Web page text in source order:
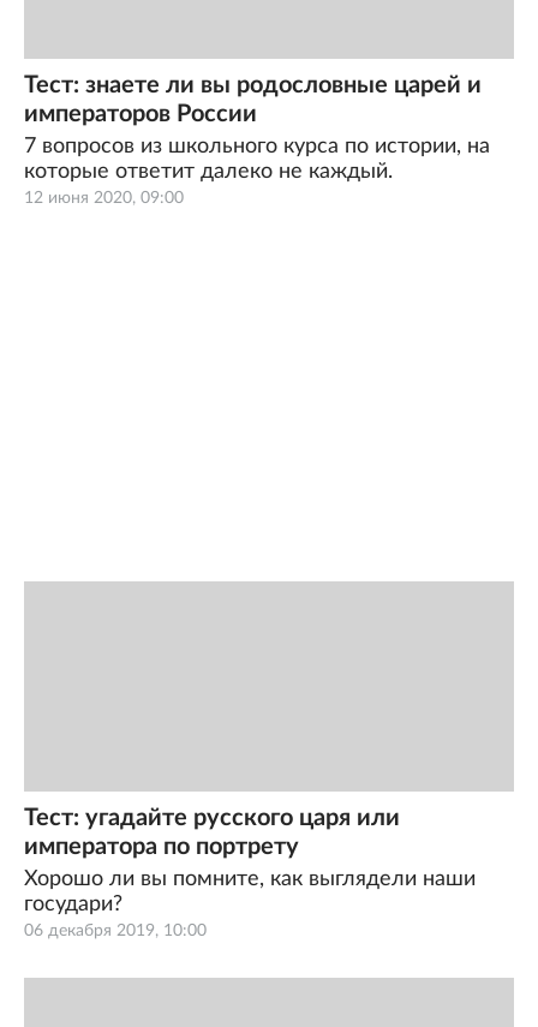
12 июня 2020, 09:00
Тест: знаете ли вы родословные царей и
императоров России
7 вопросов из школьного курса по истории, на
которые ответит далеко не каждый.
06 декабря 2019, 10:00
Тест: угадайте русского царя или
императора по портрету
Хорошо ли вы помните, как выглядели наши
государи?